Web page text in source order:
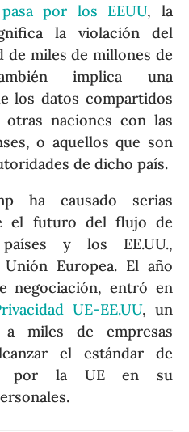
por los EEUU, la
la violación del
de miles de millones de
implica una
los datos compartidos
naciones con las
o aquellos que son
de dicho país.
ha causado serias
el futuro del flujo de
y los EE.UU.,
Europea. El año
negociación, entró en
UE-EE.UU, un
miles de empresas
el estándar de
por la UE en su